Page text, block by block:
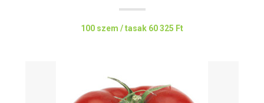
100 szem / tasak 60 325 Ft